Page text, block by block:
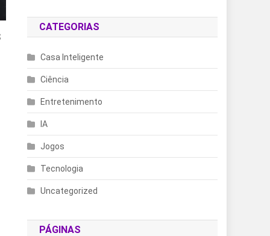
CATEGORIAS
Casa Inteligente
Ciência
Entretenimento
IA
Jogos
Tecnologia
Uncategorized
PÁGINAS